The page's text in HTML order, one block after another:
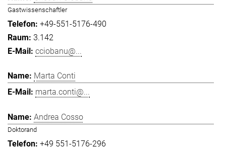
Gastwissenschaftler
+49-551-5176-490
3.142
cciobanu@...
Marta Conti
marta.conti@...
Andrea Cosso
Doktorand
+49 551-5176-296